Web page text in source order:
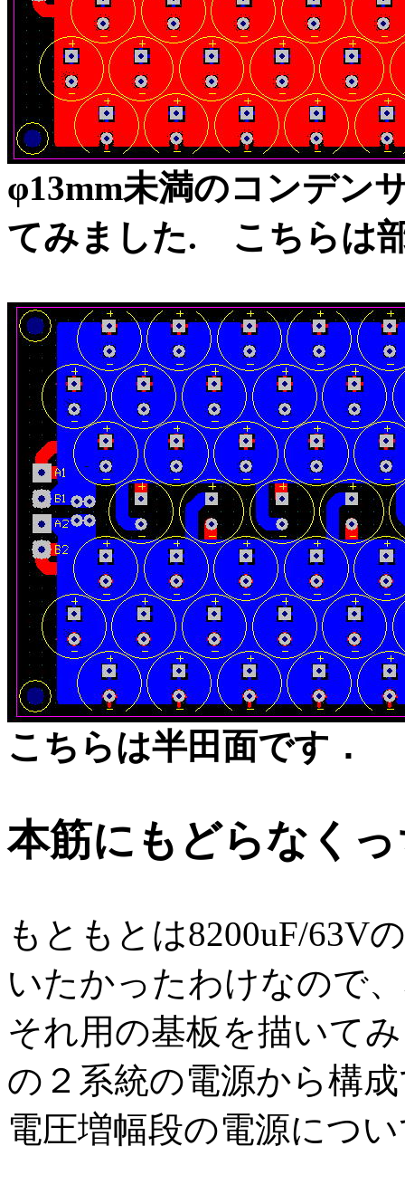
φ13mm未満のコンデン
てみました. こちらは
こちらは半田面です．
本筋にもどらなく
もともとは8200uF/63V
いたかったわけなので
それ用の基板を描いて
の２系統の電源から構
電圧増幅段の電源につ